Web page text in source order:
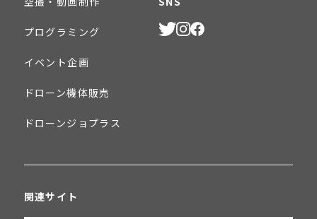
プログラミング
イベント企画
ドローン機体販売
ドローンジョプラス
関連サイト